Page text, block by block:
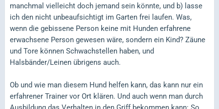
manchmal vielleicht doch jemand sein könnte, und b) lasse
ich den nicht unbeaufsichtigt im Garten frei laufen. Was,
wenn die gebissene Person keine mit Hunden erfahrene
erwachsene Person gewesen wäre, sondern ein Kind? Zäune
und Tore können Schwachstellen haben, und
Halsbänder/Leinen übrigens auch.
Ob und wie man diesem Hund helfen kann, das kann nur ein
erfahrener Trainer vor Ort klären. Und auch wenn man durch